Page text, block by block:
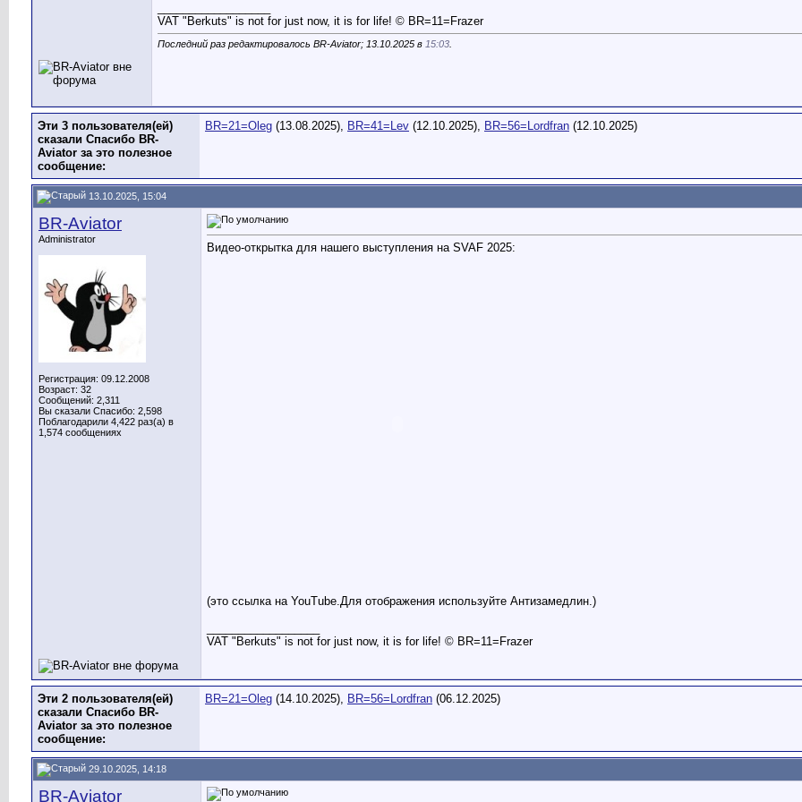
VAT "Berkuts" is not for just now, it is for life! © BR=11=Frazer
Последний раз редактировалось BR-Aviator; 13.10.2025 в 15:03
Эти 3 пользователя(ей)
сказали Спасибо BR-
Aviator за это полезное
сообщение:
BR=21=Oleg (13.08.2025), BR=41=Lev (12.10.2025), BR=56=Lordfran (12.10.2025)
13.10.2025, 15:04
BR-Aviator
Administrator
Регистрация: 09.12.2008
Возраст: 32
Сообщений: 2,311
Вы сказали Спасибо: 2,598
Поблагодарили 4,422 раз(а) в
1,574 сообщениях
Видео-открытка для нашего выступления на SVAF 2025:
(это ссылка на YouTube.Для отображения используйте Антизамедлин.)
VAT "Berkuts" is not for just now, it is for life! © BR=11=Frazer
Эти 2 пользователя(ей)
сказали Спасибо BR-
Aviator за это полезное
сообщение:
BR=21=Oleg (14.10.2025), BR=56=Lordfran (06.12.2025)
29.10.2025, 14:18
BR-Aviator